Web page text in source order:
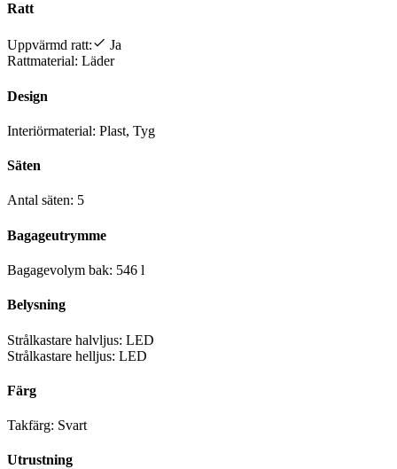
Ratt
Uppvärmd ratt:
Ja
Rattmaterial: Läder
Design
Interiörmaterial: Plast, Tyg
Säten
Antal säten: 5
Bagageutrymme
Bagagevolym bak: 546 l
Belysning
Strålkastare halvljus: LED
Strålkastare helljus: LED
Färg
Takfärg: Svart
Utrustning